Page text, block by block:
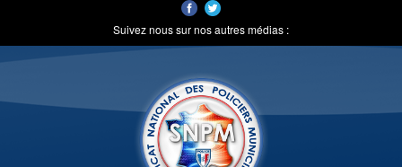
Suivez nous sur nos autres médias :